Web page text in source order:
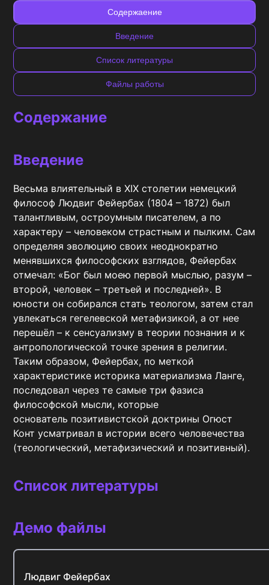
Содержаение
Введение
Список литературы
Файлы работы
Содержание
Введение
Весьма влиятельный в XIX столетии немецкий
философ Людвиг Фейербах (1804 – 1872) был
талантливым, остроумным писателем, а по
характеру – человеком страстным и пылким. Сам
определяя эволюцию своих неоднократно
менявшихся философских взглядов, Фейербах
отмечал: «Бог был моею первой мыслью, разум –
второй, человек – третьей и последней». В
юности он собирался стать теологом, затем стал
увлекаться гегелевской метафизикой, а от нее
перешёл – к сенсуализму в теории познания и к
антропологической точке зрения в религии.
Таким образом, Фейербах, по меткой
характеристике историка материализма Ланге,
последовал через те самые три фазиса
философской мысли, которые
основатель позитивистской доктрины Огюст
Конт усматривал в истории всего человечества
(теологический, метафизический и позитивный).
Список литературы
Демо файлы
Людвиг Фейербах